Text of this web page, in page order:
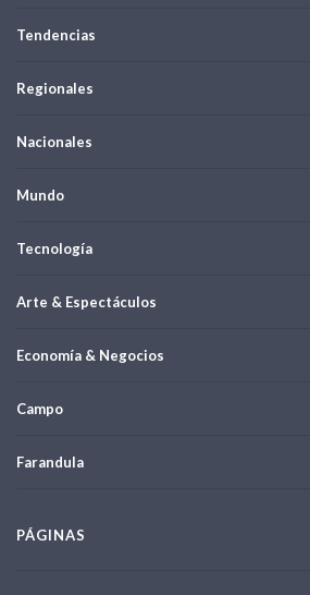
Tendencias
Regionales
Nacionales
Mundo
Tecnología
Arte & Espectáculos
Economía & Negocios
Campo
Farandula
PÁGINAS